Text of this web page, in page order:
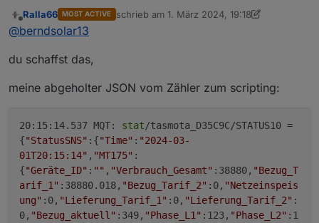
Timer+=1
if Timer>5
then
=>websend [192.168.2.28] /cm?cmnd=status 10
endif
Wert=WebQuery#StatusSNS#MT175#Bezug_Aktuell
>W
; Ausgabe GUI
alles klar, ich melde mich dann, wenn es soweit
ist, und ich es nicht hinbekommen habe ;)
Offline
Ralla66 MOST ACTIVE schrieb am 1. März 2024, 19:18
zuletzt editiert von Ralla663. Jan. 2024,
@berndsolar13
du schaffst das,
meine abgeholter JSON vom Zähler zum scripting:
20:15:14.537 MQT: stat/tasmota_D35C9C/STATUS10 =
{"StatusSNS" :{"Time" : "2024-03-
01T20:15:14" , "MT175" :
{"Geräte_ID" : "" , "Verbrauch_Gesamt" :38880, "Bezug_T
arif_1" :38880.018, "Bezug_Tarif_2" :0, "Netzeinspeis
ung" :0, "Lieferung_Tarif_1" :0, "Lieferung_Tarif_2" :
0, "Bezug_aktuell" :349, "Phase_L1" :123, "Phase_L2" :1